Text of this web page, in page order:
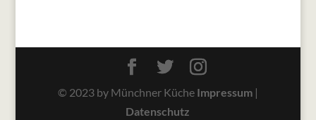
© 2023 by Münchner Küche Impressum|
Datenschutz